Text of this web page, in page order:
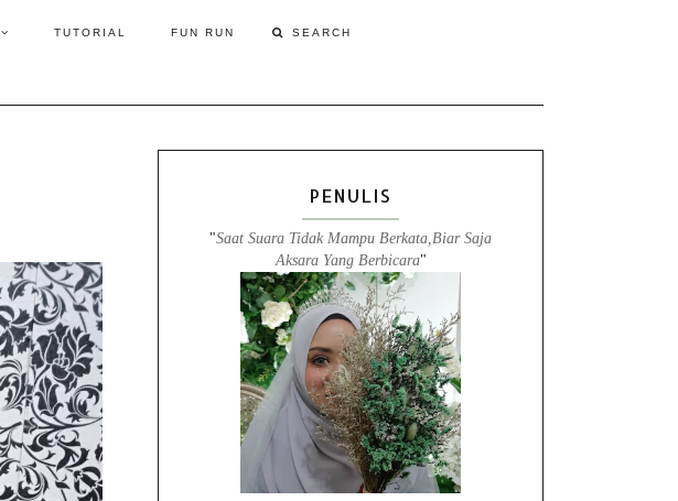
TUTORIAL FUN RUN
PENULIS
"Saat Suara Tidak Mampu Berkata,Biar Saja
Aksara Yang Berbicara"